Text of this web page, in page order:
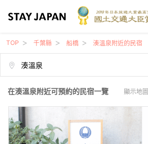
TOP 千葉縣 船橋 湊溫泉附近的民宿
在湊溫泉附近可預約的民宿一覽 顯示地圖